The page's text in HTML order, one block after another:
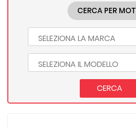
CERCA PER
CERCA